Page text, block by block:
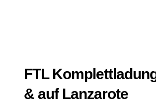
FTL
& auf Lanzarote